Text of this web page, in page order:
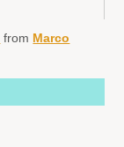
from Marco